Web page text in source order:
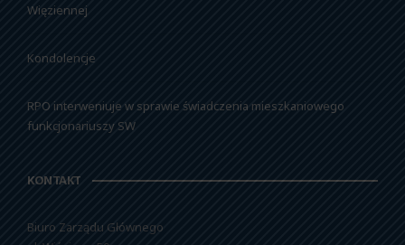
Więziennej
Kondolencje
RPO interweniuje w sprawie świadczenia mieszkaniowego
funkcjonariuszy SW
KONTAKT
Biuro Zarządu Głównego